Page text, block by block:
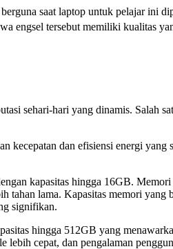
saat laptop untuk pelajar ini
engsel tersebut memiliki kualitas
sehari-hari yang dinamis. Salah
dan efisiensi energi yang
kapasitas hingga 16GB.
tahan lama. Kapasitas memori
signifikan.
hingga 512GB yang
cepat, dan pengalaman